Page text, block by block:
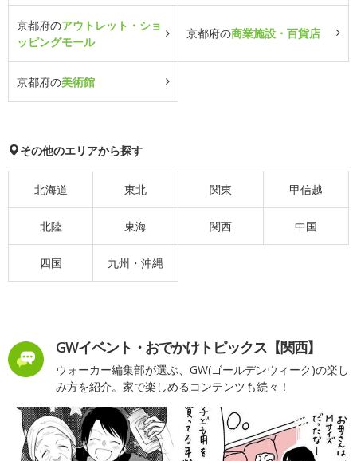
京都府のアウトレット・ショ
ッピングモール
京都府の商業施設・百貨店
京都府の美術館
その他のエリアから探す
北海道 東北 関東 甲信越
北陸 東海 関西 中国
四国 九州・沖縄
GWイベント・おでかけトピックス【関西】
ウォーカー編集部が選ぶ、GW(ゴールデンウィーク)の楽し
み方を紹介。家で楽しめるコンテンツも続々！